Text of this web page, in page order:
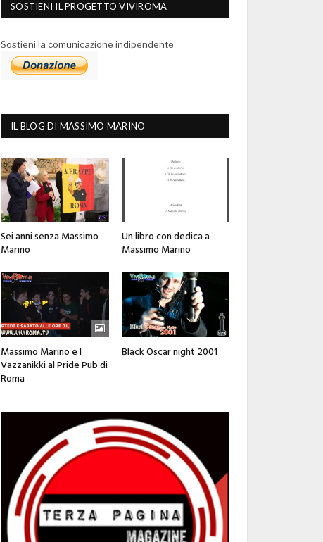
SOSTIENI IL PROGETTO VIVIROMA
Sostieni la comunicazione indipendente
IL BLOG DI MASSIMO MARINO
Sei anni senza Massimo
Marino
Un libro con dedica a
Massimo Marino
Massimo Marino e I
Vazzanikki al Pride Pub di
Roma
Black Oscar night 2001